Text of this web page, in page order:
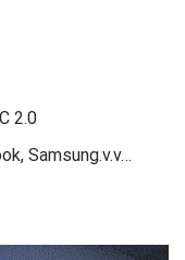
2.0
Samsung.v.v…